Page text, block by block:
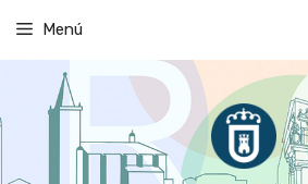
contenido
Menú